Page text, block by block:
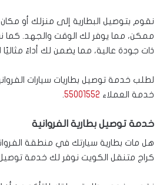
نقوم بتوصيل البطارية إلى منزلك أو
ممكن، مما يوفر لك الوقت والجهد. كما
ذات جودة عالية، مما يضمن لك أداءً مثاليًا
لطلب خدمة توصيل بطاريات سيارات
خدمة العملاء 55001552
.
خدمة توصيل بطارية الفروانية
هل مات بطارية سيارتك في منطقة
كراج متنقل الكويت نوفر لك خدمة توصيل